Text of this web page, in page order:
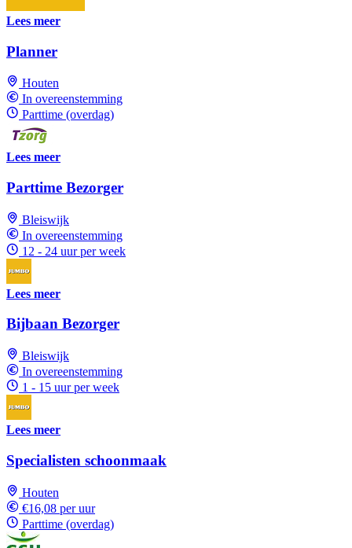
Lees meer
Planner
Houten
In overeenstemming
Parttime (overdag)
Lees meer
Parttime Bezorger
Bleiswijk
In overeenstemming
12 - 24 uur per week
Lees meer
Bijbaan Bezorger
Bleiswijk
In overeenstemming
1 - 15 uur per week
Lees meer
Specialisten schoonmaak
Houten
€16,08 per uur
Parttime (overdag)